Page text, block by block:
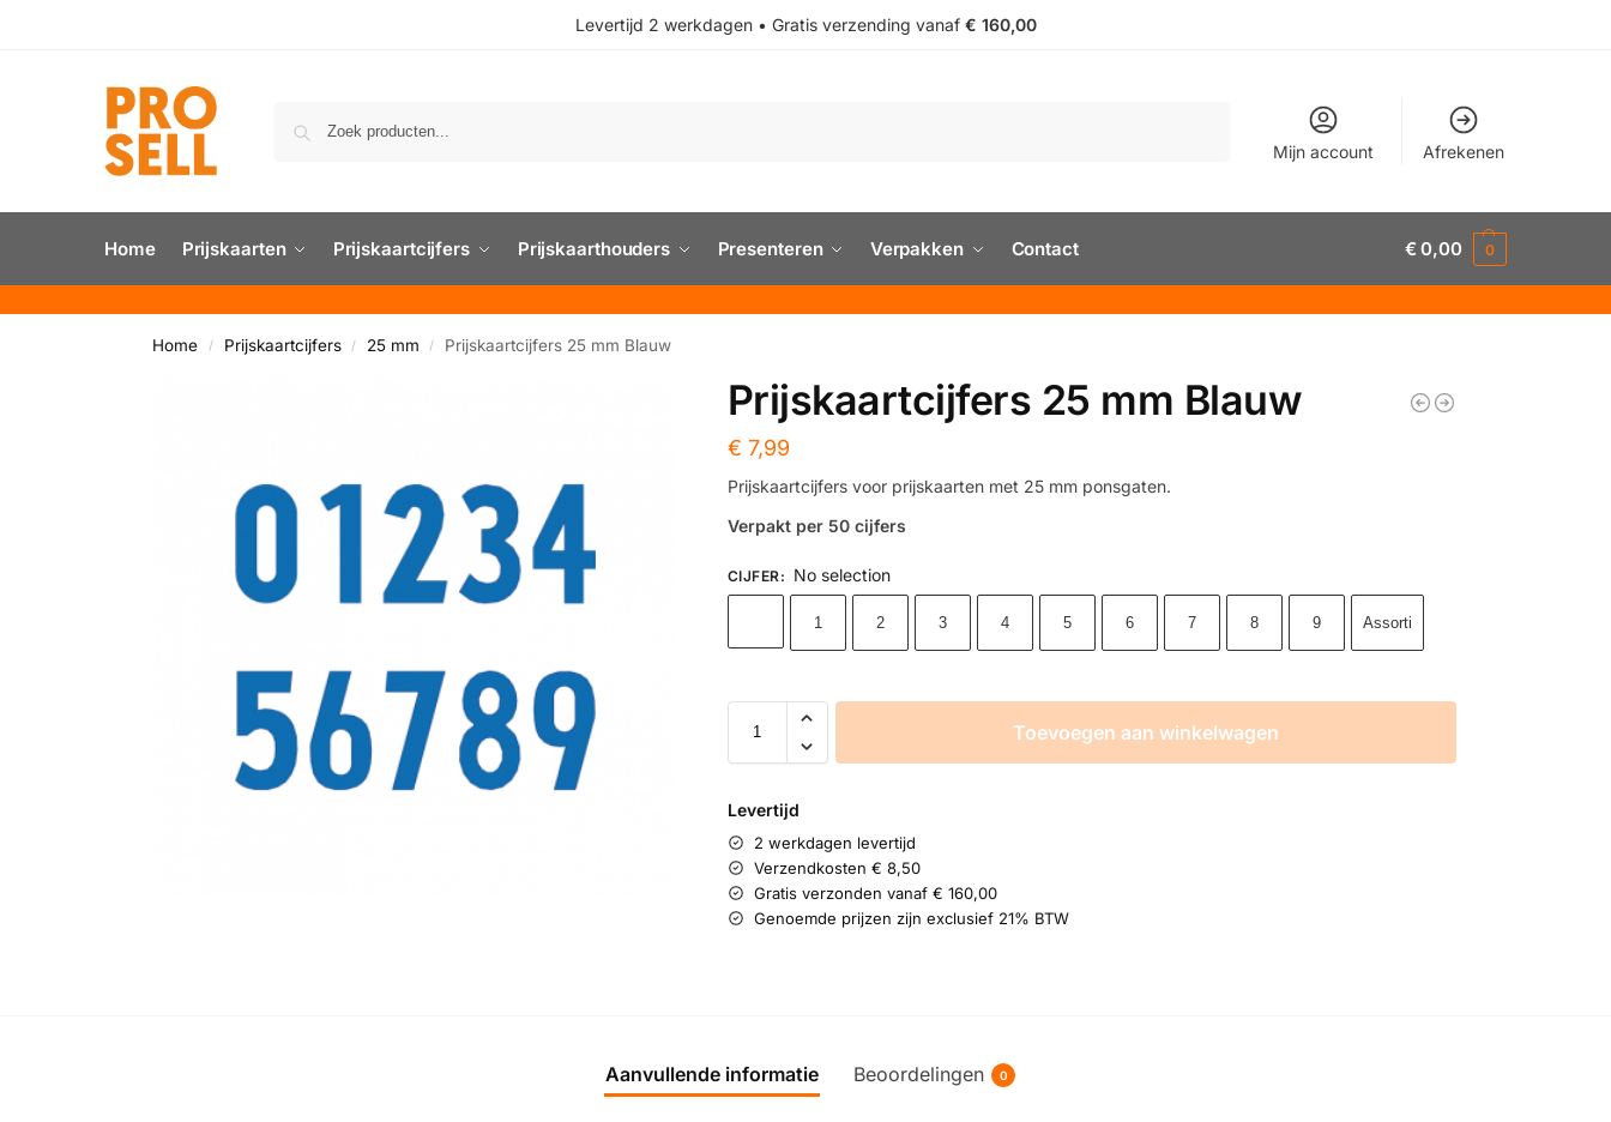
Levertijd 2 werkdagen • Gratis verzending vanaf € 160,00
Mijn account Afrekenen
Home Prijskaarten Prijskaartcijfers Prijskaarthouders Presenteren Verpakken Contact € 0,00 0
Home / Prijskaartcijfers / 25 mm / Prijskaartcijfers 25 mm Blauw
Prijskaartcijfers 25 mm Blauw
€ 7,99
Prijskaartcijfers voor prijskaarten met 25 mm ponsgaten.
Verpakt per 50 cijfers
CIJFER: No selection
1 2 3 4 5 6 7 8 9 Assorti
Toevoegen aan winkelwagen
Levertijd
2 werkdagen levertijd
Verzendkosten € 8,50
Gratis verzonden vanaf € 160,00
Genoemde prijzen zijn exclusief 21% BTW
Aanvullende informatie Beoordelingen 0